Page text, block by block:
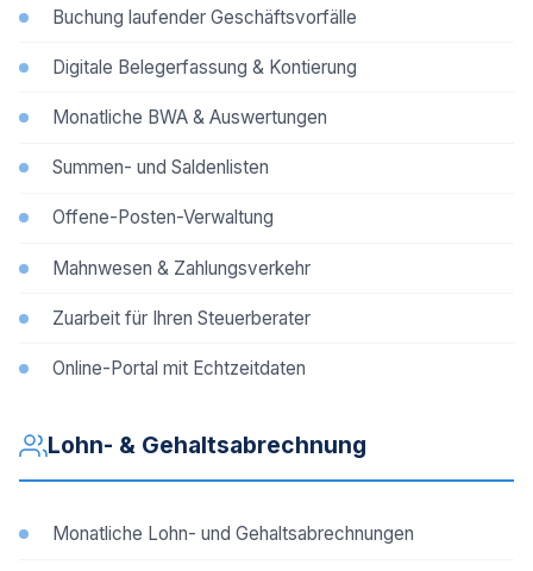
Buchung laufender Geschäftsvorfälle
Digitale Belegerfassung & Kontierung
Monatliche BWA & Auswertungen
Summen- und Saldenlisten
Offene-Posten-Verwaltung
Mahnwesen & Zahlungsverkehr
Zuarbeit für Ihren Steuerberater
Online-Portal mit Echtzeitdaten
Lohn- & Gehaltsabrechnung
Monatliche Lohn- und Gehaltsabrechnungen